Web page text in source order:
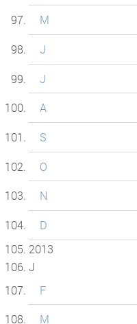
M
J
J
A
S
O
N
D
2013
J
F
M